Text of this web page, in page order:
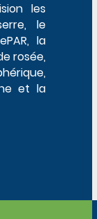
les
le
la
rosée,
et la